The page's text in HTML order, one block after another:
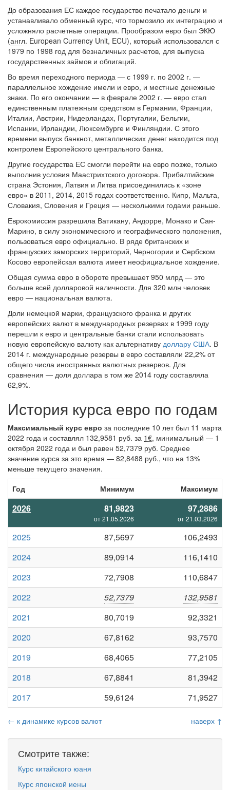
До образования ЕС каждое государство печатало деньги и
устанавливало обменный курс, что тормозило их интеграцию и
усложняло расчетные операции. Прообразом евро был ЭКЮ
(англ. European Currency Unit, ECU), который использовался с
1979 по 1998 год для безналичных расчетов, для выпуска
государственных займов и облигаций.
Во время переходного периода — с 1999 г. по 2002 г. —
параллельное хождение имели и евро, и местные денежные
знаки. По его окончании — в феврале 2002 г. — евро стал
единственным платежным средством в Германии, Франции,
Италии, Австрии, Нидерландах, Португалии, Бельгии,
Испании, Ирландии, Люксембурге и Финляндии. С этого
времени выпуск банкнот, металлических денег находится под
контролем Европейского центрального банка.
Другие государства ЕС смогли перейти на евро позже, только
выполнив условия Маастрихтского договора. Прибалтийские
страна Эстония, Латвия и Литва присоединились к «зоне
евро» в 2011, 2014, 2015 годах соответственно. Кипр, Мальта,
Словакия, Словения и Греция — несколькими годами раньше.
Еврокомиссия разрешила Ватикану, Андорре, Монако и Сан-
Марино, в силу экономического и географического положения,
пользоваться евро официально. В ряде британских и
французских заморских территорий, Черногории и Сербском
Косово европейская валюта имеет неофициальное хождение.
Общая сумма евро в обороте превышает 950 млрд — это
больше всей долларовой наличности. Для 320 млн человек
евро — национальная валюта.
Доли немецкой марки, французского франка и других
европейских валют в международных резервах в 1999 году
перешли к евро и центральные банки стали использовать
новую европейскую валюту как альтернативу доллару США. В
2014 г. международные резервы в евро составляли 22,2% от
общего числа иностранных валютных резервов. Для
сравнения — доля доллара в том же 2014 году составляла
62,9%.
История курса евро по годам
Максимальный курс евро за последние 10 лет был 11 марта
2022 года и составлял 132,9581 руб. за 1€, минимальный — 1
октября 2022 года и был равен 52,7379 руб. Среднее
значение курса за это время — 82,8488 руб., что на 13%
меньше текущего значения.
Год
Минимум Максимум
2026 81,9823
от 21.05.2026
97,2886
от 21.03.2026
2025 87,5697
106,2493
2024
89,0914
116,1410
2023
72,7908
110,6847
2022
52,7379
132,9581
2021
80,7019
92,3321
2020
67,8162
93,7570
2019
68,4065
77,2105
2018
67,8841
81,3942
2017
59,6124 71,9527
← к динамике курсов валют наверх ↑
Смотрите также:
Курс китайского юаня
Курс японской иены